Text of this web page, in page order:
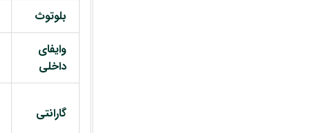
بلوتوث
وایفای
داخلی
گارانتی